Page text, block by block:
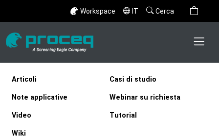
Workspace IT Cerca
Articoli Casi di studio
Note applicative Webinar su richiesta
Video Tutorial
Wiki